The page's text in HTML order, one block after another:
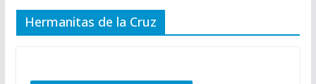
Hermanitas de la Cruz